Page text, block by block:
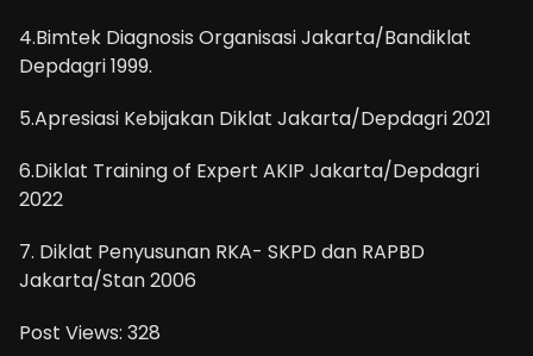
4.Bimtek Diagnosis Organisasi Jakarta/Bandiklat
Depdagri 1999.
5.Apresiasi Kebijakan Diklat Jakarta/Depdagri 2021
6.Diklat Training of Expert AKIP Jakarta/Depdagri
2022
7. Diklat Penyusunan RKA- SKPD dan RAPBD
Jakarta/Stan 2006
Post Views: 328